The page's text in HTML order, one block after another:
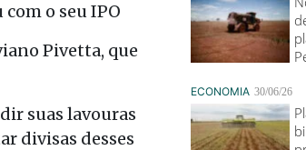
o seu IPO
Pivetta, que
suas lavouras
divisas desses